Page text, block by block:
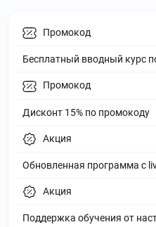
Промокод
Бесплатный вводный курс
Промокод
Дисконт 15% по промокоду
Акция
Обновленная программа с
Акция
Поддержка обучения от